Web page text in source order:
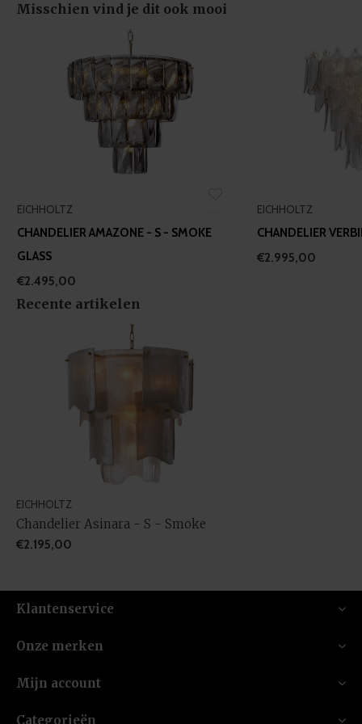
of their services.
Misschien vind je dit ook mooi
EICHHOLTZ
CHANDELIER AMAZONE - S - SMOKE
GLASS
€2.495,00
EICHHOLTZ
CHANDELIER
€2.995,00
Recente artikelen
EICHHOLTZ
Chandelier Asinara - S - Smoke
€2.195,00
Klantenservice
Onze merken
Mijn account
Categorieën